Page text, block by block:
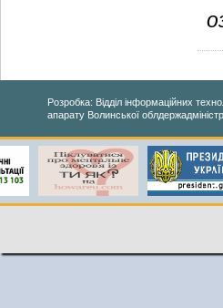
Розробка: Відділ інформаційних
апарату Волинської